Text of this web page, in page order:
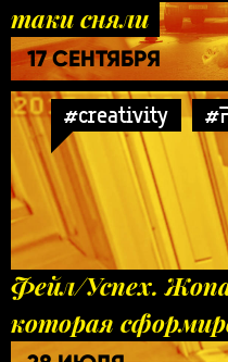
таки сняли
17 СЕНТЯБРЯ
#creativity
Фейл/Успех.
которая